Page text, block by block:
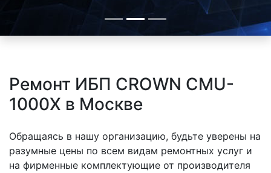
Ремонт ИБП CROWN CMU-
1000X в Москве
Обращаясь в нашу организацию, будьте уверены на
разумные цены по всем видам ремонтных услуг и
на фирменные комплектующие от производителя